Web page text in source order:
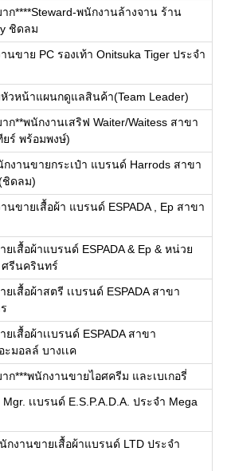
ก****Steward-พนักงานล้างจาน ร้าน
ชิดลม
นขาย PC รองเท้า Onitsuka Tiger ประจำ
วหน้าแผนกดูแลสินค้า(Team Leader)
ก**พนักงานเสริฟ Waiter/Waitess สาขา
ยร์ พร้อมพงษ์)
กงานขายกระเป๋า แบรนด์ Harrods สาขา
ชิดลม)
นขายเสื้อผ้า แบรนด์ ESPADA , Ep สาขา
ยเสื้อผ้าแบรนด์ ESPADA & Ep & หน่วย
ศรีนครินทร์
ยเสื้อผ้าสตรี เเบรนด์ ESPADA สาขา
ยเสื้อผ้าเเบรนด์ ESPADA สาขา
ะมอลล์ บางเเค
ก***พนักงานขายไอศครีม และเบเกอรี่
Mgr. เเบรนด์ E.S.P.A.D.A. ประจำ Mega
กงานขายเสื้อผ้าแบรนด์ LTD ประจำ